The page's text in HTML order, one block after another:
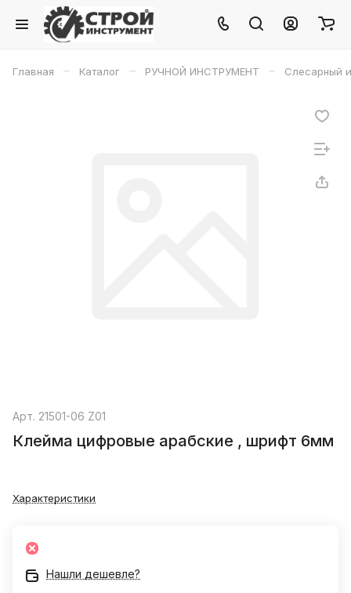
Главная – Каталог – РУЧНОЙ ИНСТРУМЕНТ – Слесарный
Арт. 21501-06 Z01
Клейма цифровые арабские , шрифт 6мм
Характеристики
Нашли дешевле?